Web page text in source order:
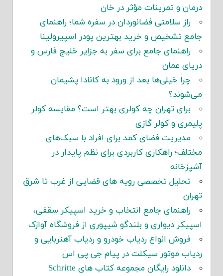
درمان و تمرینات مؤثر در خان
راز سلامتی فضانوردان در سفره شما؛ راهنمای
جامع تشخیص و خرید بهترین پودر اسپیرولینا
راهنمای جامع برای سفر به جزایر خلیج فارس و
دریای عمان
چرا خیلی‌ها بعد از ورود به کانادا پشیمان
می‌شوند؟
برای تهران چه کولری بهتر است؟ مقایسه کولر
پلیمری و کولر گازی
مدیریت فضای کمد برای افراد با سبک‌های
مختلف؛ راهکاری کاربردی برای نظم پایدار در
آشپزخانه
تحلیل تخصصی رویه های قضایی از غرب تا شرق
تهران
راهنمای جامع انتخاب و خرید اسپیکر سقفی،
اسپیکر دیواری و بلندگو شیپوری از فروشگاه آوازک
فروش انواع ردیاب خودرو و ردیاب آهنربایی و
ردیاب موتور سیکلت در پیام جی پی اس
دانلود رایگان مجموعه کتاب های Schritte